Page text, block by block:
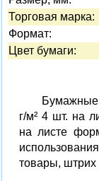
Торговая марка:
Формат:
Цвет бумаги:
Бумажные
г/м² 4 шт. на
на листе
товары, штрих